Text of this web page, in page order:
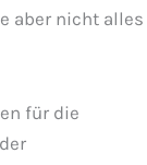
aber nicht alles
für die